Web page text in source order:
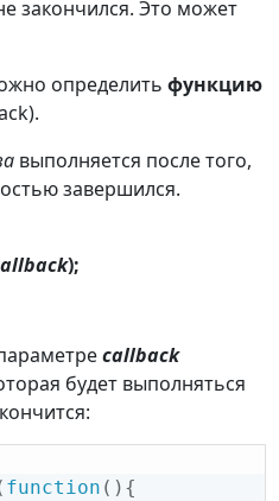
закончился. Это может
определить функцию
выполняется после того,
завершился.
);
callback
будет выполняться
function ( ) {